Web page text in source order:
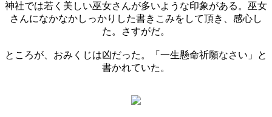
神社では若く美しい巫女さんが多いような印象がある。巫女
さんになかなかしっかりした書きこみをして頂き、感心し
た。さすがだ。
ところが、おみくじは凶だった。「一生懸命祈願なさい」と
書かれていた。